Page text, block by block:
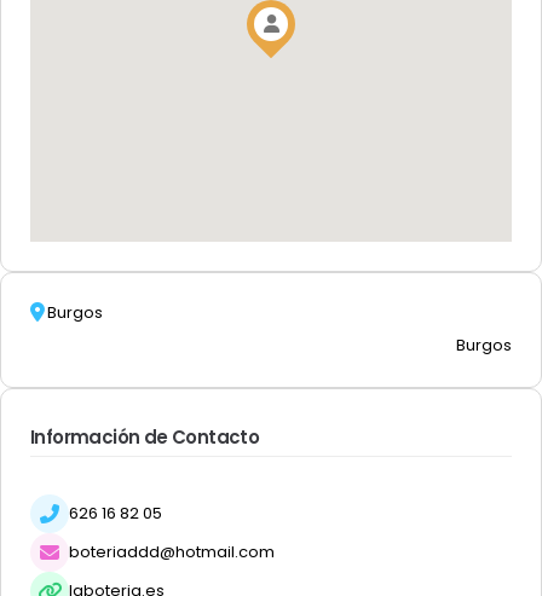
Burgos
Burgos
Información de Contacto
626 16 82 05
boteriaddd@hotmail.com
laboteria.es